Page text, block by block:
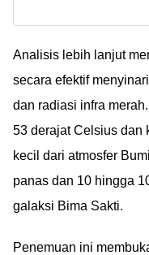
nonton
risikonya
Banyak
bisa
Analisis lebih lanjut
secara efektif
dan radiasi infra
53 derajat Celsius dan
kecil dari atmosfer
panas dan 10 hingga
galaksi Bima Sakti.
Penemuan ini